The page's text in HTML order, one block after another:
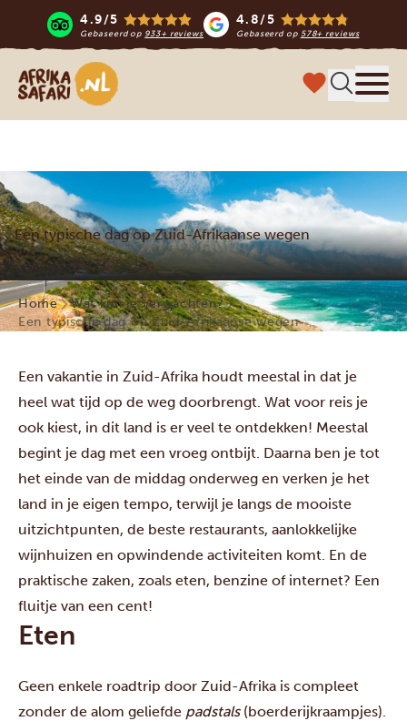
4.9/5
Gebaseerd op 933+ reviews
4.8/5
Gebaseerd op 578+ reviews
Afrika safari
Een typische dag op Zuid-Afrikaanse wegen
Home
Wat kun je verwachten?
Een typische dag op Zuid-Afrikaanse wegen
Een vakantie in Zuid-Afrika houdt meestal in dat je
heel wat tijd op de weg doorbrengt. Wat voor reis je
ook kiest, in dit land is er veel te ontdekken! Meestal
begint je dag met een vroeg ontbijt. Daarna ben je tot
het einde van de middag onderweg en verken je het
land in je eigen tempo, terwijl je langs de mooiste
uitzichtpunten, de beste restaurants, aanlokkelijke
wijnhuizen en opwindende activiteiten komt. En de
praktische zaken, zoals eten, benzine of internet? Een
fluitje van een cent!
Eten
Geen enkele roadtrip door Zuid-Afrika is compleet
zonder de alom geliefde padstals(boerderijkraampjes).